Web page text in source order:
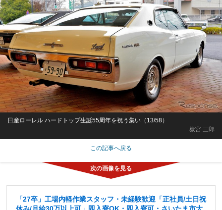
嶽宮 三郎
日産ローレル ハードトップ生誕55周年を祝う集い（13/58）
この記事へ戻る
「27卒」工場内軽作業スタッフ・未経験歓迎「正社員/土日祝